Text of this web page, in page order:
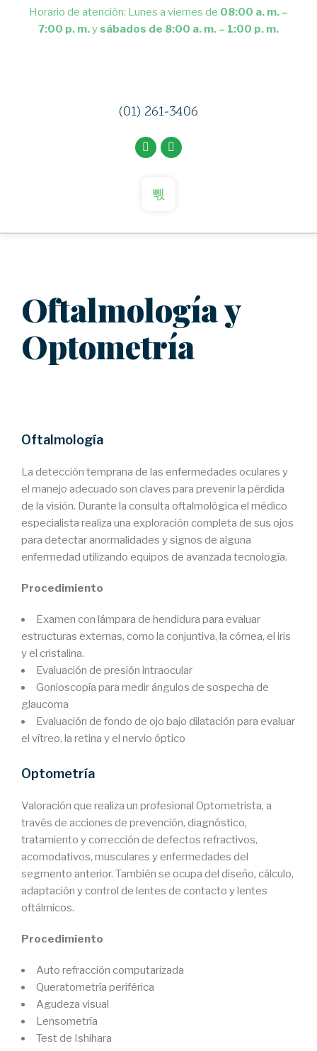
Horario de atención: Lunes a viernes de 08:00 a. m. –
7:00 p. m.y sábados de 8:00 a. m. – 1:00 p. m.
(01) 261-3406
Oftalmología y
Optometría
Oftalmología
La detección temprana de las enfermedades oculares y
el manejo adecuado son claves para prevenir la pérdida
de la visión. Durante la consulta oftalmológica el médico
especialista realiza una exploración completa de sus ojos
para detectar anormalidades y signos de alguna
enfermedad utilizando equipos de avanzada tecnología.
Procedimiento
Examen con lámpara de hendidura para evaluar
estructuras externas, como la conjuntiva, la córnea, el iris
y el cristalina.
Evaluación de presión intraocular
Gonioscopía para medir ángulos de sospecha de
glaucoma
Evaluación de fondo de ojo bajo dilatación para evaluar
el vítreo, la retina y el nervio óptico
Optometría
Valoración que realiza un profesional Optometrista, a
través de acciones de prevención, diagnóstico,
tratamiento y corrección de defectos refractivos,
acomodativos, musculares y enfermedades del
segmento anterior. También se ocupa del diseño, cálculo,
adaptación y control de lentes de contacto y lentes
oftálmicos.
Procedimiento
Auto refracción computarizada
Queratometría periférica
Agudeza visual
Lensometría
Test de Ishihara